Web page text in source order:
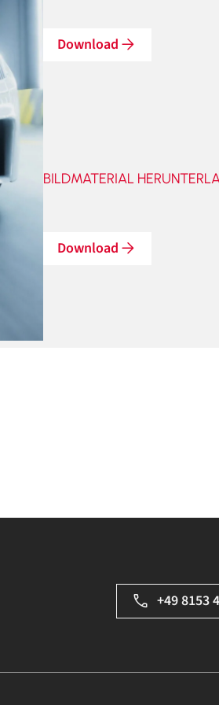
Download
BILDMATERIAL
Download
+49 8153